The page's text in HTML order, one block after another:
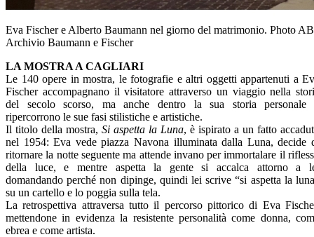
Eva Fischer e Alberto Baumann nel giorno del matrimonio. Photo
Archivio Baumann e Fischer
LA MOSTRA A CAGLIARI
Le 140 opere in mostra, le fotografie e altri oggetti appartenuti a
Fischer accompagnano il visitatore attraverso un viaggio nella
del secolo scorso, ma anche dentro la sua storia personale
ripercorrono le sue fasi stilistiche e artistiche.
Il titolo della mostra, Si aspetta la Luna, è ispirato a un fatto
nel 1954: Eva vede piazza Navona illuminata dalla Luna, decide
ritornare la notte seguente ma attende invano per immortalare il
della luce, e mentre aspetta la gente si accalca attorno a
domandando perché non dipinge, quindi lei scrive “si aspetta la
su un cartello e lo poggia sulla tela.
La retrospettiva attraversa tutto il percorso pittorico di Eva
mettendone in evidenza la resistente personalità come donna,
ebrea e come artista.